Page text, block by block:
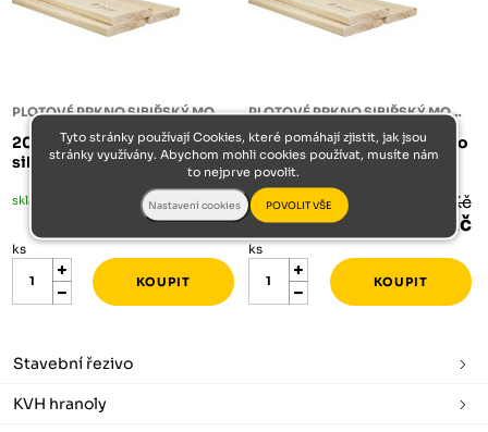
PLOTOVÉ PRKNO SIBIŘSKÝ MODŘÍN
20/90/4000 plotové prkno
sibiřský modřín A/B
skladem 327 Kč
304 Kč
ks
PLOTOVÉ PRKNO SIBIŘSKÝ MODŘÍN
20/90/3000 plotové prkno
sibiřský modřín A/B
skladem 245 Kč
228 Kč
ks
Stavební řezivo
KVH hranoly
Tyto stránky používají Cookies, které pomáhají zjistit, jak jsou
stránky využívány. Abychom mohli cookies používat, musíte nám
to nejprve povolit.